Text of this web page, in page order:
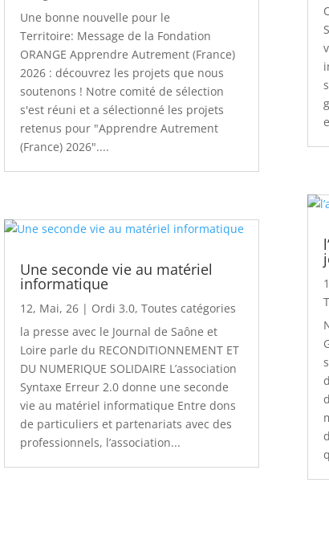
Une bonne nouvelle pour le
Territoire: Message de la Fondation
ORANGE Apprendre Autrement (France)
2026 : découvrez les projets que nous
soutenons ! Notre comité de sélection
s'est réuni et a sélectionné les projets
retenus pour "Apprendre Autrement
(France) 2026"....
Une seconde vie au matériel
informatique
12, Mai, 26| Ordi 3.0, Toutes catégories
la presse avec le Journal de Saône et
Loire parle du RECONDITIONNEMENT ET
DU NUMERIQUE SOLIDAIRE L’association
Syntaxe Erreur 2.0 donne une seconde
vie au matériel informatique Entre dons
de particuliers et partenariats avec des
professionnels, l’association...